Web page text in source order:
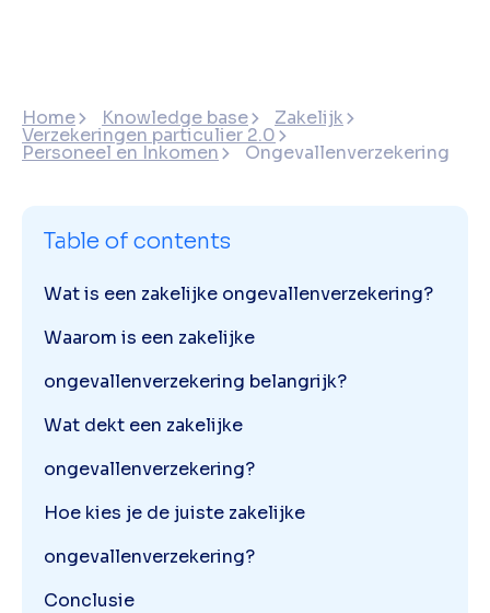
Home Knowledge base Zakelijk
Verzekeringen particulier 2.0
Personeel en Inkomen Ongevallenverzekering
Table of contents
Wat is een zakelijke ongevallenverzekering?
Waarom is een zakelijke
ongevallenverzekering belangrijk?
Wat dekt een zakelijke
ongevallenverzekering?
Hoe kies je de juiste zakelijke
ongevallenverzekering?
Conclusie